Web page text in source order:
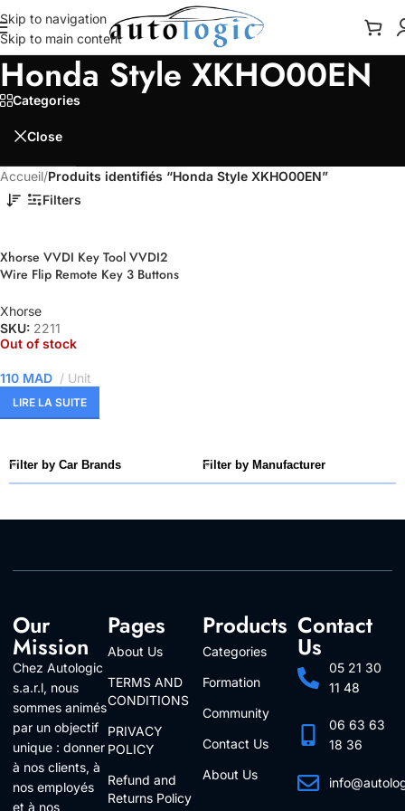
Skip to navigation
Skip to main content
Honda Style XKHO00EN
Categories
Close
Filter by Car Brands Filter by Manufacturer
Accueil/Produits identifiés “Honda Style XKHO00EN”
Filters
Xhorse VVDI Key Tool VVDI2
Wire Flip Remote Key 3 Buttons
Xhorse
SKU: 2211
Out of stock
110 MAD Unit
LIRE LA SUITE
Our
Mission
Chez Autologic
s.a.r.l, nous
sommes animés
par un objectif
unique : donner
à nos clients, à
nos employés
et à nos
Pages
About Us
TERMS AND
CONDITIONS
PRIVACY
POLICY
Refund and
Returns Policy
Products
Categories
Formation
Community
Contact Us
About Us
Contact
Us
05 21 30
11 48
06 63 63
18 36